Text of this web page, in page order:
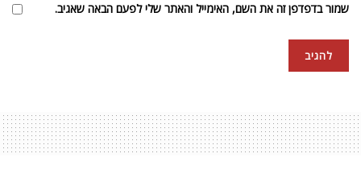
שמור בדפדפן זה את השם, האימייל והאתר שלי לפעם הבאה שאגיב.